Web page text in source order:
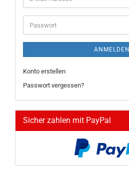
Mail-
Adresse
Passwort
ANMELDEN
Konto erstellen
Passwort vergessen?
Sicher zahlen mit PayPal